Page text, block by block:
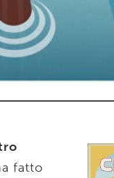
fatto